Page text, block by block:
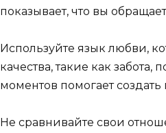
показывает, что вы
Используйте язык любви,
качества, такие как
моментов помогает
Не сравнивайте свои